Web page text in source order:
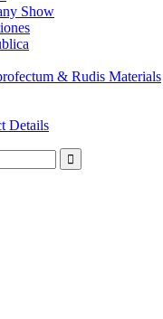
Show
& Rudis Materials
Details